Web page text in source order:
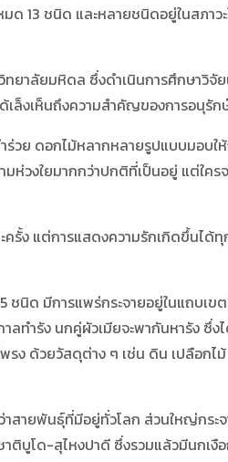
ด 13 ชนิด และหลายชนิดอยู่ในสภา
ลัยมหิดล ซึ่งดำเนินการศึกษาวิจัย
ด้เล็งเห็นถึงความสำคัญของการอ
ดอกไม้หลากหลายรูปแบบมอบใ
วงใยมากกว่าปกติที่เป็นอยู่ แต่ใคร
แต่การแสดงความรักเกิดขึ้นได้ทุ
มีการแพร่กระจายอยู่ในแถบเขต
ทำรัง นกคู่ผัวเมียจะพากันหารัง ซึ่
รง ด้วยวัสดุต่าง ๆ เช่น ดิน เปลือกไ
ายพันธุ์ที่มีอยู่ทั่วโลก ส่วนใหญ่กร
ติบูโด-สุไหงปาดี ซึ่งรวมแล้วมีนกเ